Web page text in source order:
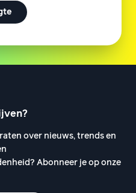
over nieuws, trends en
Abonneer je op onze